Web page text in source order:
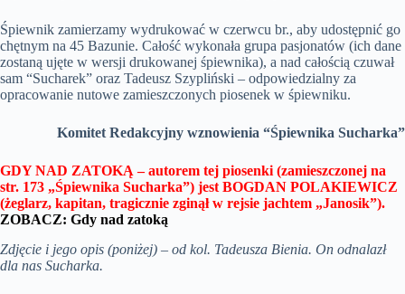
Śpiewnik zamierzamy wydrukować w czerwcu br., aby udostępnić go
chętnym na 45 Bazunie. Całość wykonała grupa pasjonatów (ich dane
zostaną ujęte w wersji drukowanej śpiewnika), a nad całością czuwał
sam “Sucharek” oraz Tadeusz Szypliński – odpowiedzialny za
opracowanie nutowe zamieszczonych piosenek w śpiewniku.
Komitet Redakcyjny wznowienia “Śpiewnika Sucharka”
GDY NAD ZATOKĄ – autorem tej piosenki (zamieszczonej na
str. 173 „Śpiewnika Sucharka”) jest BOGDAN POLAKIEWICZ
(żeglarz, kapitan, tragicznie zginął w rejsie jachtem „Janosik”).
ZOBACZ: Gdy nad zatoką
Zdjęcie i jego opis (poniżej) – od kol. Tadeusza Bienia. On odnalazł
dla nas Sucharka.